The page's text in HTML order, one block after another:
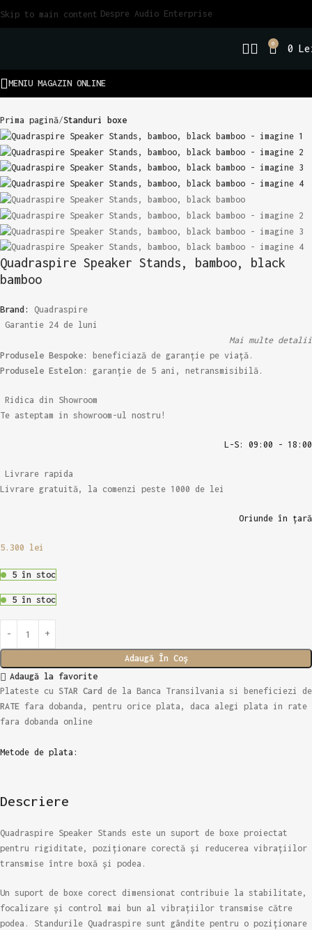
Skip to main content Despre Audio Enterprise
0 0
MENIU MAGAZIN ONLINE
Prima pagină Standuri boxe
Quadraspire Speaker Stands, bamboo, black
bamboo
Brand: Quadraspire
Garantie 24 de luni
Mai multe detalii
Produsele Bespoke:
beneficiază de garanție pe viață.
Produsele Estelon:
garanție de 5 ani, netransmisibilă.
Ridica din Showroom
Te asteptam in showroom-ul nostru!
L-S: 09:00 - 18:00
Livrare rapida
Livrare gratuită, la comenzi peste 1000 de lei
Oriunde în țară
5.300 lei
5 în stoc
5 în stoc
Adaugă În Coș
Adaugă la favorite
Plateste cu STAR Card de la Banca Transilvania si beneficiezi de
RATE fara dobanda, pentru orice plata, daca alegi plata in rate
fara dobanda online
Metode de plata:
Descriere
Quadraspire Speaker Stands este un suport de boxe proiectat
pentru rigiditate, poziționare corectă și reducerea vibrațiilor
transmise între boxă și podea.
Un suport de boxe corect dimensionat contribuie la stabilitate,
focalizare și control mai bun al vibrațiilor transmise către
podea. Standurile Quadraspire sunt gândite pentru o poziționare